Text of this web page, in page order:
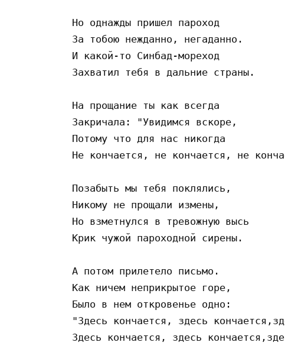
Но однажды пришел пароход
За тобою нежданно, негаданно.
И какой-то Синбад-мореход
Захватил тебя в дальние страны.
На прощание ты как всегда
Закричала: "Увидимся вскоре,
Потому что для нас никогда
Не кончается, не кончается, не
Позабыть мы тебя поклялись,
Никому не прощали измены,
Но взметнулся в тревожную высь
Крик чужой пароходной сирены.
А потом прилетело письмо.
Как ничем неприкрытое горе,
Было в нем откровенье одно:
"Здесь кончается, здесь